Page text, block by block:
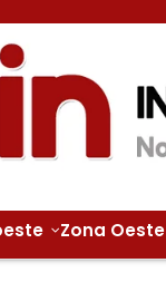
Zona Oeste